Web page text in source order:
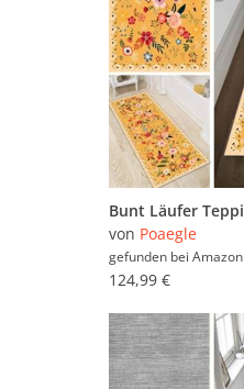
von Poaegle
gefunden bei Amazon
124,99 €